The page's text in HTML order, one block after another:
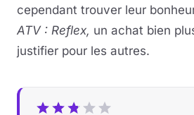
cependant trouver leur
ATV : Reflex, un achat bien
justifier pour les autres.